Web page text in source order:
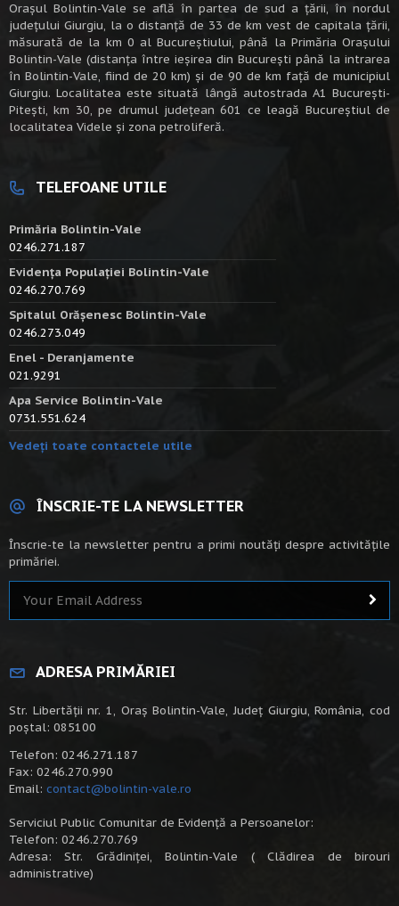
Oraşul Bolintin-Vale se află în partea de sud a ţării, în nordul
judeţului Giurgiu, la o distanţă de 33 de km vest de capitala țării,
măsurată de la km 0 al Bucureștiului, până la Primăria Orașului
Bolintin-Vale (distanța între ieșirea din București până la intrarea
în Bolintin-Vale, fiind de 20 km) şi de 90 de km faţă de municipiul
Giurgiu. Localitatea este situată lângă autostrada A1 Bucureşti-
Piteşti, km 30, pe drumul judeţean 601 ce leagă Bucureştiul de
localitatea Videle şi zona petroliferă.
TELEFOANE UTILE
Primăria Bolintin-Vale
0246.271.187
Evidența Populației Bolintin-Vale
0246.270.769
Spitalul Orășenesc Bolintin-Vale
0246.273.049
Enel - Deranjamente
021.9291
Apa Service Bolintin-Vale
0731.551.624
Vedeți toate contactele utile
ÎNSCRIE-TE LA NEWSLETTER
Înscrie-te la newsletter pentru a primi noutăți despre activitățile
primăriei.
ADRESA PRIMĂRIEI
Str. Libertății nr. 1, Oraș Bolintin-Vale, Județ Giurgiu, România, cod
poștal: 085100
Telefon: 0246.271.187
Fax: 0246.270.990
Email: contact@bolintin-vale.ro
Serviciul Public Comunitar de Evidență a Persoanelor:
Telefon: 0246.270.769
Adresa: Str. Grădiniței, Bolintin-Vale ( Clădirea de birouri
administrative)